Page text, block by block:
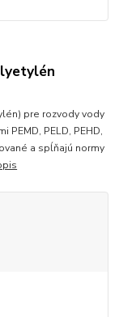
pre rozvody vody
PELD, PEHD,
a spĺňajú normy